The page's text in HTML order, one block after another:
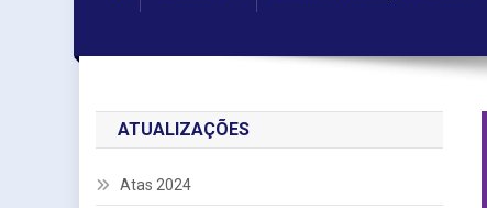
ATUALIZAÇÕES
Atas 2024